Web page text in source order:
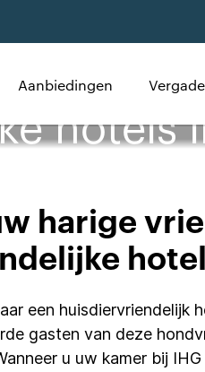
Aanbiedingen
hotels
harige
een huisdiervriendelijk
gasten van deze
u uw kamer bij